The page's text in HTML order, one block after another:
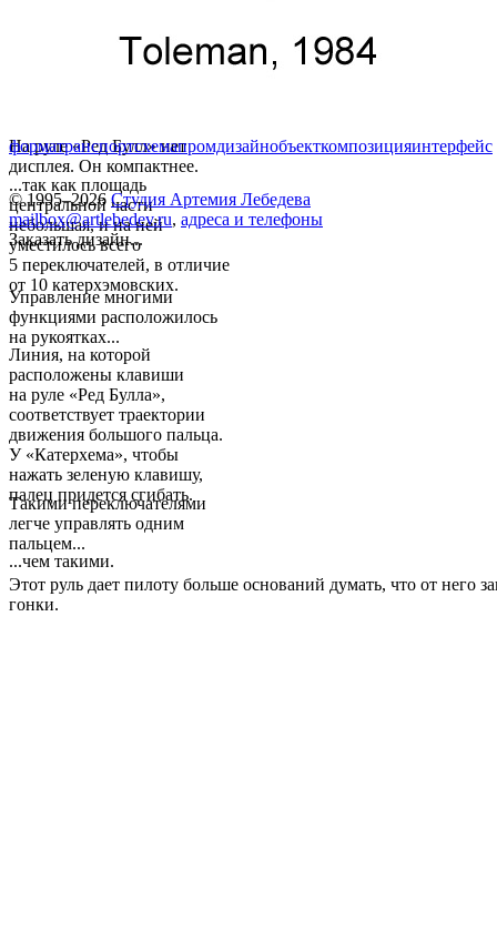
На руле «Ред Булл» нет
дисплея. Он компактнее.
...так как площадь
центральной части
небольшая, и на ней
уместилось всего
5 переключателей, в отличие
от 10 катерхэмовских.
Управление многими
функциями расположилось
на рукоятках...
Линия, на которой
расположены клавиши
на руле «Ред Булла»,
соответствует траектории
движения большого пальца.
У «Катерхема», чтобы
нажать зеленую клавишу,
палец придется сгибать.
Такими переключателями
легче управлять одним
пальцем...
...чем такими.
Этот руль дает пилоту больше оснований думать, что от него
гонки.
форматранспортсхемапромдизайнобъекткомпозицияинтерфейс
© 1995–2026 Студия Артемия Лебедева
mailbox@artlebedev.ru, адреса и телефоны
Заказать дизайн...